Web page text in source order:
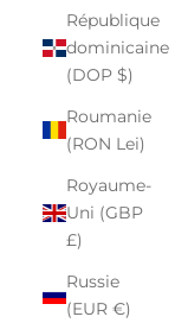
République
dominicaine
(DOP $)
Roumanie
(RON Lei)
Royaume-
Uni (GBP
£)
Russie
(EUR €)